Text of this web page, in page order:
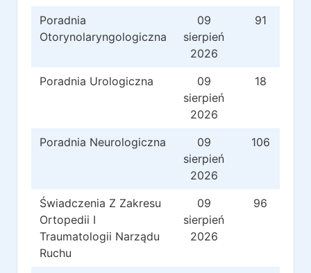
Poradnia
Otorynolaryngologiczna
09
sierpień
2026
91
Poradnia Urologiczna
09
sierpień
2026
18
Poradnia Neurologiczna
09
sierpień
2026
106
Świadczenia Z Zakresu
Ortopedii I
Traumatologii Narządu
Ruchu
09
sierpień
2026
96